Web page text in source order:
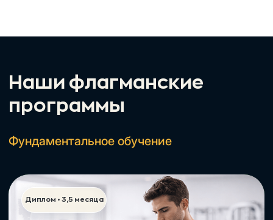
работы
Точечные навыки за 1 вечер. Изучите
сегодня — примените завтра.